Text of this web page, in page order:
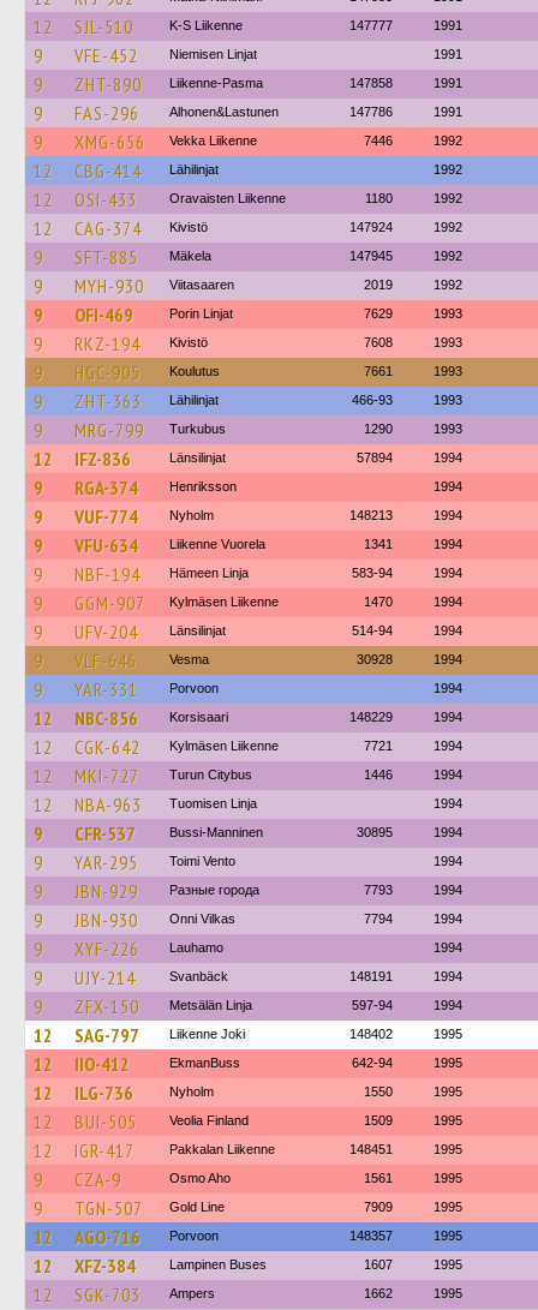
12 SJL-510 K-S Liikenne 147777 1991
9 VFE-452 Niemisen Linjat 1991
9 ZHT-890 Liikenne-Pasma 147858 1991
9 FAS-296 Alhonen&Lastunen 147786 1991
9 XMG-656 Vekka Liikenne 7446 1992
12 CBG-414 Lähilinjat 1992
12 OSI-433 Oravaisten Liikenne 1180 1992
12 CAG-374 Kivistö 147924 1992
9 SFT-885 Mäkela 147945 1992
9 MYH-930 Viitasaaren 2019 1992
9 OFI-469 Porin Linjat 7629 1993
9 RKZ-194 Kivistö 7608 1993
9 HGC-905 Koulutus 7661 1993
9 ZHT-363 Lähilinjat 466-93 1993
9 MRG-799 Turkubus 1290 1993
12 IFZ-836 Länsilinjat 57894 1994
9 RGA-374 Henriksson 1994
9 VUF-774 Nyholm 148213 1994
9 VFU-634 Liikenne Vuorela 1341 1994
9 NBF-194 Hämeen Linja 583-94 1994
9 GGM-907 Kylmäsen Liikenne 1470 1994
9 UFV-204 Länsilinjat 514-94 1994
9 VLF-646 Vesma 30928 1994
9 YAR-331 Porvoon 1994
12 NBC-856 Korsisaari 148229 1994
12 CGK-642 Kylmäsen Liikenne 7721 1994
12 MKI-727 Turun Citybus 1446 1994
12 NBA-963 Tuomisen Linja 1994
9 CFR-537 Bussi-Manninen 30895 1994
9 YAR-295 Toimi Vento 1994
9 JBN-929 Разные города 7793 1994
9 JBN-930 Onni Vilkas 7794 1994
9 XYF-226 Lauhamo 1994
9 UJY-214 Svanbäck 148191 1994
9 ZFX-150 Metsälän Linja 597-94 1994
12 SAG-797 Liikenne Joki 148402 1995
12 IIO-412 EkmanBuss 642-94 1995
12 ILG-736 Nyholm 1550 1995
12 BUI-505 Veolia Finland 1509 1995
12 IGR-417 Pakkalan Liikenne 148451 1995
9 CZA-9 Osmo Aho 1561 1995
9 TGN-507 Gold Line 7909 1995
12 AGO-716 Porvoon 148357 1995
12 XFZ-384 Lampinen Buses 1607 1995
12 SGK-703 Ampers 1662 1995